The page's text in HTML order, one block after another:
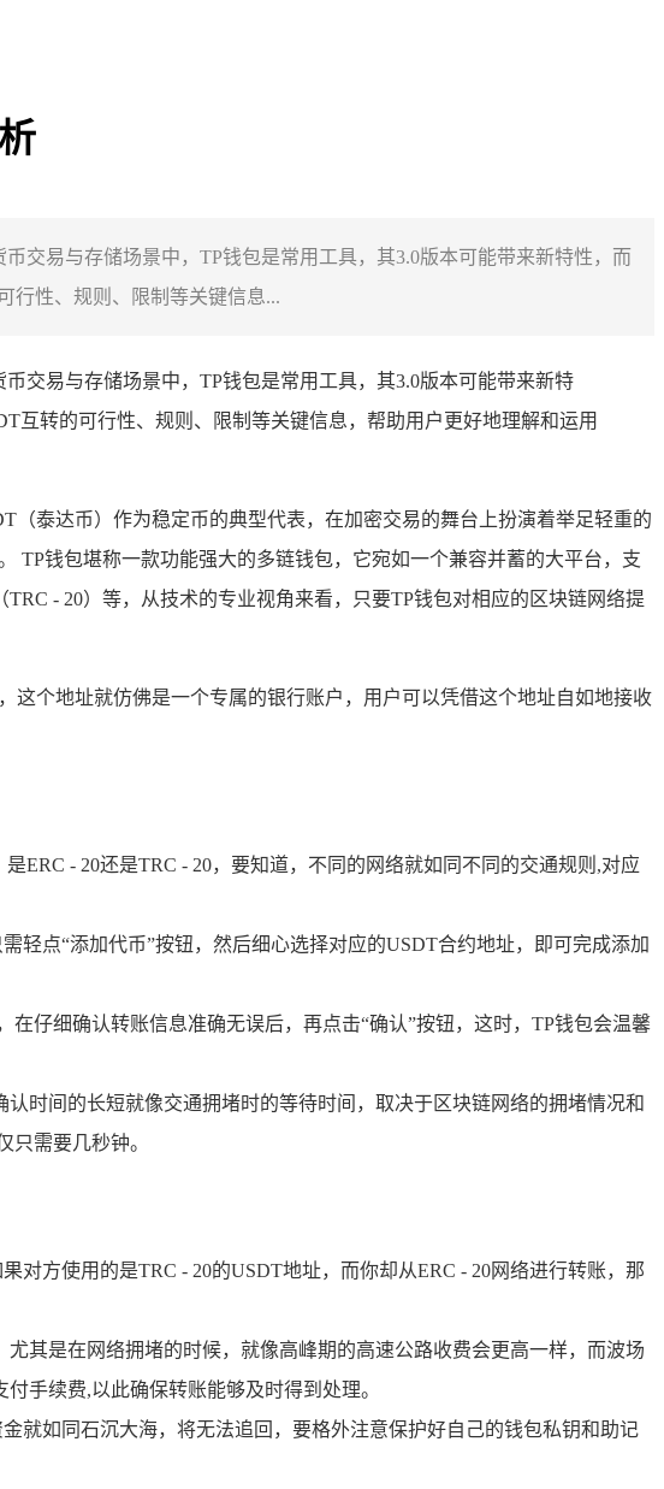
交易与存储场景中，TP钱包是常用工具，其3.0版本可能带来新特性，而
行性、规则、限制等关键信息...
交易与存储场景中，TP钱包是常用工具，其3.0版本可能带来新特
互转的可行性、规则、限制等关键信息，帮助用户更好地理解和运用
泰达币）作为稳定币的典型代表，在加密交易的舞台上扮演着举足轻重的
TP钱包堪称一款功能强大的多链钱包，它宛如一个兼容并蓄的大平台，支
- 20）等，从技术的专业视角来看，只要TP钱包对相应的区块链网络提
这个地址就仿佛是一个专属的银行账户，用户可以凭借这个地址自如地接收
ERC - 20还是TRC - 20，要知道，不同的网络就如同不同的交通规则,对应
轻点“添加代币”按钮，然后细心选择对应的USDT合约地址，即可完成添加
仔细确认转账信息准确无误后，再点击“确认”按钮，这时，TP钱包会温馨
时间的长短就像交通拥堵时的等待时间，取决于区块链网络的拥堵情况和
需要几秒钟。
方使用的是TRC - 20的USDT地址，而你却从ERC - 20网络进行转账，那
其是在网络拥堵的时候，就像高峰期的高速公路收费会更高一样，而波场
手续费,以此确保转账能够及时得到处理。
就如同石沉大海，将无法追回，要格外注意保护好自己的钱包私钥和助记